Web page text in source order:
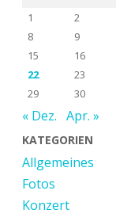
1
2
8
9
15
16
22
23
29
30
« Dez. Apr. »
KATEGORIEN
Allgemeines
Fotos
Konzert